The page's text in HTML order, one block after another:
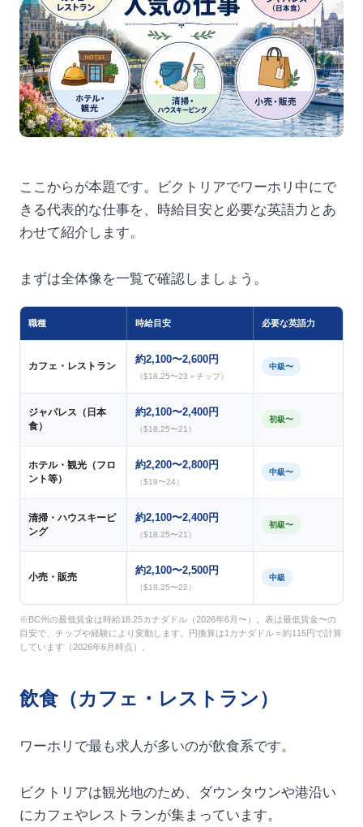
ここからが本題です。ビクトリアでワーホリ中にで
きる代表的な仕事を、時給目安と必要な英語力とあ
わせて紹介します。
まずは全体像を一覧で確認しましょう。
職種 時給目安 必要な英語力
カフェ・レストラン
約2,100〜2,600円
（$18.25〜23＋チップ）
中級〜
ジャパレス（日本
食）
約2,100〜2,400円
（$18.25〜21）
初級〜
ホテル・観光（フロ
ント等）
約2,200〜2,800円
（$19〜24）
中級〜
清掃・ハウスキーピ
ング
約2,100〜2,400円
（$18.25〜21）
初級〜
小売・販売
約2,100〜2,500円
（$18.25〜22）
中級
※BC州の最低賃金は時給18.25カナダドル（2026年6月〜）。表は最低賃金〜の
目安で、チップや経験により変動します。円換算は1カナダドル＝約115円で計算
しています（2026年6月時点）。
飲食（カフェ・レストラン）
ワーホリで最も求人が多いのが飲食系です。
ビクトリアは観光地のため、ダウンタウンや港沿い
にカフェやレストランが集まっています。